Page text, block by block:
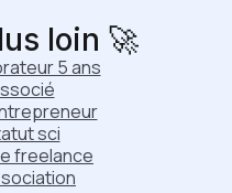
loin 🚀
5 ans
sci
freelance